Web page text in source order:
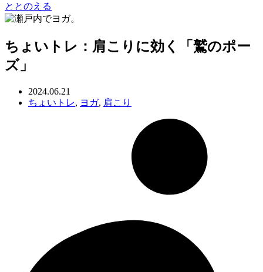
ととのえる
ちょいトレ：肩こりに効く「鷲のポー
ズ」
2024.06.21
ちょいトレ, ヨガ, 肩こり